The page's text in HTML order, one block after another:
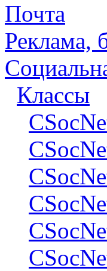
Почта
Реклама,
Классы